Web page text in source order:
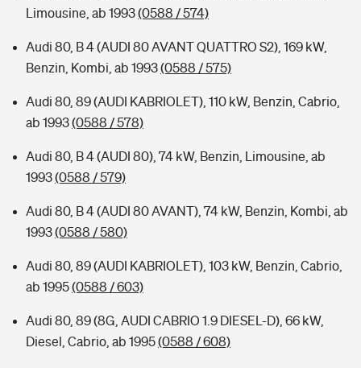
Limousine, ab 1993(0588 / 574)
Audi 80, B 4 (AUDI 80 AVANT QUATTRO S2), 169 kW,
Benzin, Kombi, ab 1993(0588 / 575)
Audi 80, 89 (AUDI KABRIOLET), 110 kW, Benzin, Cabrio,
ab 1993(0588 / 578)
Audi 80, B 4 (AUDI 80), 74 kW, Benzin, Limousine, ab
1993(0588 / 579)
Audi 80, B 4 (AUDI 80 AVANT), 74 kW, Benzin, Kombi, ab
1993(0588 / 580)
Audi 80, 89 (AUDI KABRIOLET), 103 kW, Benzin, Cabrio,
ab 1995(0588 / 603)
Audi 80, 89 (8G, AUDI CABRIO 1.9 DIESEL-D), 66 kW,
Diesel, Cabrio, ab 1995(0588 / 608)